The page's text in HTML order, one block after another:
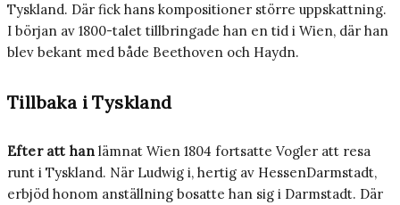
Tyskland. Där fick hans kompositioner större uppskattning.
I början av 1800­-ta­let tillbringade han en tid i Wien, där han
blev bekant med både Beethoven och Haydn.
Tillbaka i Tyskland
Efter att han lämnat Wien 1804 fortsatte Vog­ler att resa
runt i Tyskland. När Ludwig i, her­tig av Hessen­Darmstadt,
erbjöd honom an­ställning bosatte han sig i Darmstadt. Där